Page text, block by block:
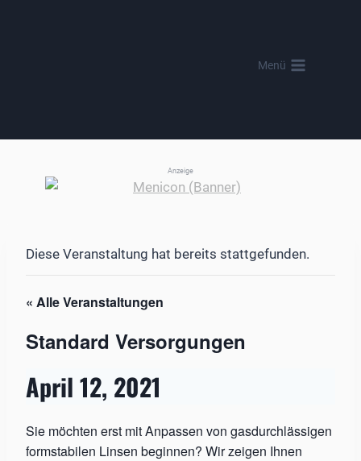
Menü
Anzeige
Diese Veranstaltung hat bereits stattgefunden.
« Alle Veranstaltungen
Standard Versorgungen
April 12, 2021
Sie möchten erst mit Anpassen von gasdurchlässigen
formstabilen Linsen beginnen? Wir zeigen Ihnen